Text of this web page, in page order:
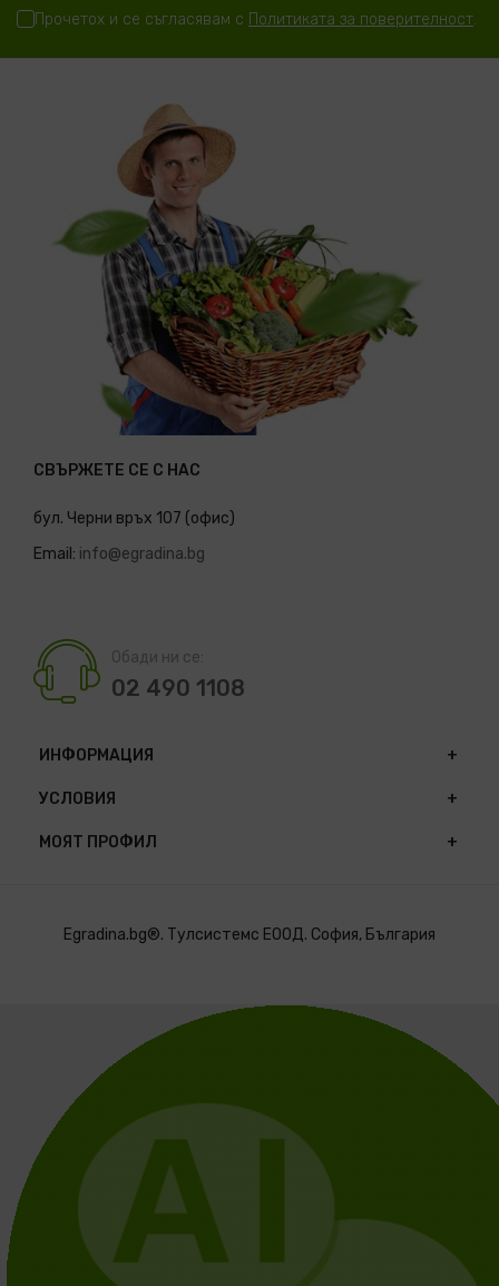
Прочетох и се съгласявам с Политиката за поверителност.
СВЪРЖЕТЕ СЕ С НАС
бул. Черни връх 107 (офис)
Email: info@egradina.bg
Обади ни се:
02 490 1108
ИНФОРМАЦИЯ
УСЛОВИЯ
МОЯТ ПРОФИЛ
Egradina.bg®. Тулсистемс ЕООД. София, България